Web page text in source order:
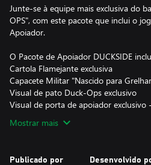
Junte-se à equipe mais exclusiva do
OPS", com este pacote que inclui o
Apoiador.
O Pacote de Apoiador DUCKSIDE
Cartola Flamejante exclusiva
Capacete Militar "Nascido para
Visual de pato Duck-Ops exclusivo
Visual de porta de apoiador exclusivo
Mostrar mais
Publicado por Desenvolvido